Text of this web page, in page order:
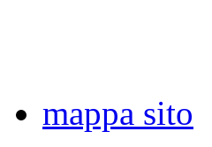
mappa sito